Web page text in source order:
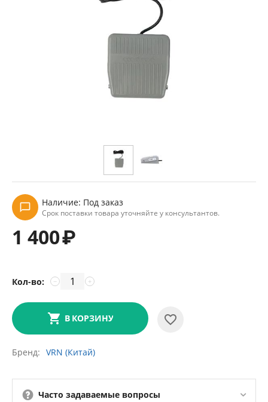
Наличие: Под заказ
Срок поставки товара уточняйте у консультантов.
1 400₽
Кол-во: +
−
В КОРЗИНУ
Бренд VRN (Китай)
Часто задаваемые вопросы